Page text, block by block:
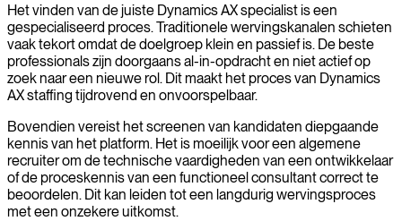
Het vinden van de juiste Dynamics AX specialist is een
gespecialiseerd proces. Traditionele wervingskanalen schieten
vaak tekort omdat de doelgroep klein en passief is. De beste
professionals zijn doorgaans al-in-opdracht en niet actief op
zoek naar een nieuwe rol. Dit maakt het proces van Dynamics
AX staffing tijdrovend en onvoorspelbaar.
Bovendien vereist het screenen van kandidaten diepgaande
kennis van het platform. Het is moeilijk voor een algemene
recruiter om de technische vaardigheden van een ontwikkelaar
of de proceskennis van een functioneel consultant correct te
beoordelen. Dit kan leiden tot een langdurig wervingsproces
met een onzekere uitkomst.